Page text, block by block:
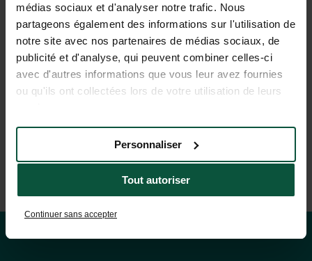
médias sociaux et d'analyser notre trafic. Nous
partageons également des informations sur l'utilisation de
notre site avec nos partenaires de médias sociaux, de
publicité et d'analyse, qui peuvent combiner celles-ci
avec d'autres informations que vous leur avez fournies
ou qu'ils ont collectées lors de votre utilisation de leurs
Tout autoriser
Personnaliser
Continuer sans accepter
Sci alpino e sci di fondo